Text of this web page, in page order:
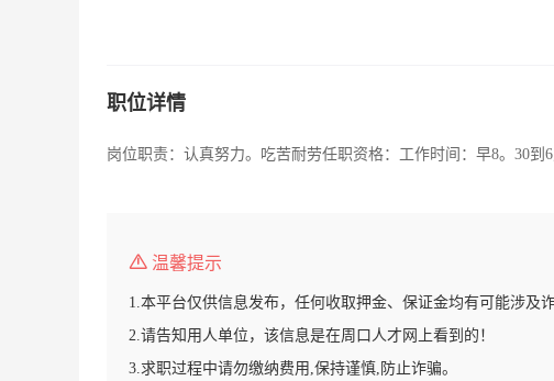
职位详情
岗位职责：认真努力。吃苦耐劳任职资格：工作时间：早8。30到
温馨提示
1.本平台仅供信息发布，任何收取押金、保证金均有可能涉及
2.请告知用人单位，该信息是在周口人才网上看到的！
3.求职过程中请勿缴纳费用,保持谨慎,防止诈骗。